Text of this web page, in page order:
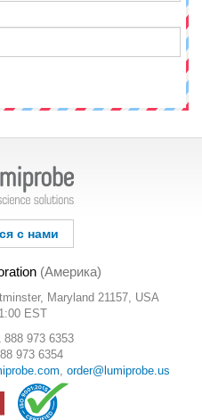
с нами
(Америка)
Maryland 21157, USA
EST
973 6353
973 6354
, order@lumiprobe.us